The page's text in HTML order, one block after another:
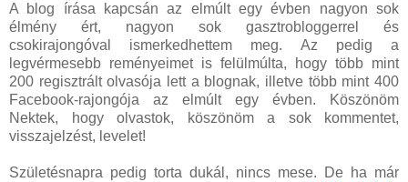
A blog írása kapcsán az elmúlt egy évben nagyon sok
élmény ért, nagyon sok gasztrobloggerrel és
csokirajongóval ismerkedhettem meg. Az pedig a
legvérmesebb reményeimet is felülmúlta, hogy több mint
200 regisztrált olvasója lett a blognak, illetve több mint 400
Facebook-rajongója az elmúlt egy évben. Köszönöm
Nektek, hogy olvastok, köszönöm a sok kommentet,
visszajelzést, levelet!
Születésnapra pedig torta dukál, nincs mese. De ha már